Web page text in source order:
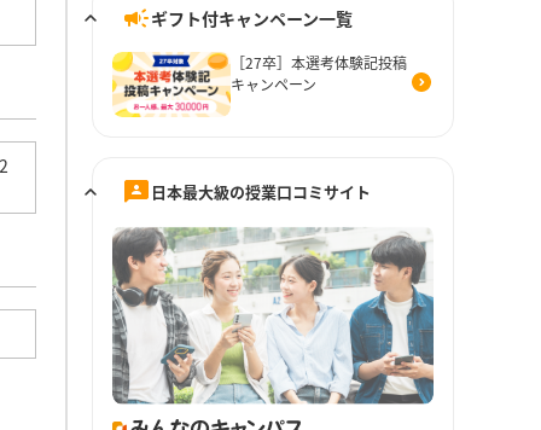
ギフト付キャンペーン一覧
［27卒］本選考体験記投稿
キャンペーン
日本最大級の授業口コミサイト